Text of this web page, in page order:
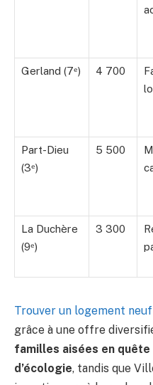
Gerland (7ᵉ) 4 700
Part-Dieu
(3ᵉ)
5 500
La Duchère
(9ᵉ)
3 300
Trouver un logement neuf
grâce à une offre
familles aisées en
d’écologie, tandis que